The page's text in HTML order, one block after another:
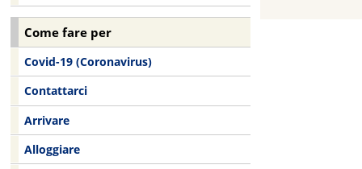
Come fare per
Covid-19 (Coronavirus)
Contattarci
Arrivare
Alloggiare